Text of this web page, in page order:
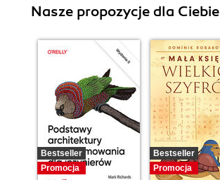
Nasze propozycje dla Ciebie
Bestseller
Promocja
Bestseller
Promocja